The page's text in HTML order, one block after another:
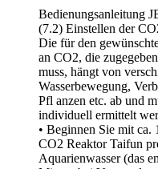
Bedienungsanleitung
(7.2) Einstellen der
Die für den
an CO2, die
muss, hängt von
Wasserbewegung,
Pfl anzen etc. ab und
individuell ermittelt
• Beginnen Sie mit
CO2 Reaktor Taifun
Aquarienwasser (das